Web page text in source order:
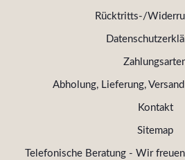
Rücktritts-/
Abholung, Lieferung,
Kontakt
Sitemap
Telefonische Beratung - Wir